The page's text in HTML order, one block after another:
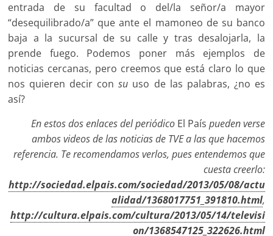
entrada de su facultad o del/la señor/a mayor
“desequilibrado/a” que ante el mamoneo de su banco
baja a la sucursal de su calle y tras desalojarla, la
prende fuego. Podemos poner más ejemplos de
noticias cercanas, pero creemos que está claro lo que
nos quieren decir consu uso de las palabras, ¿no es
así?
En estos dos enlaces del periódico El País pueden verse
ambos videos de las noticias de TVE a las que hacemos
referencia. Te recomendamos verlos, pues entendemos que
cuesta creerlo:
http://sociedad.elpais.com/sociedad/2013/05/08/actu
alidad/1368017751_391810.html,
http://cultura.elpais.com/cultura/2013/05/14/televisi
on/1368547125_322626.html